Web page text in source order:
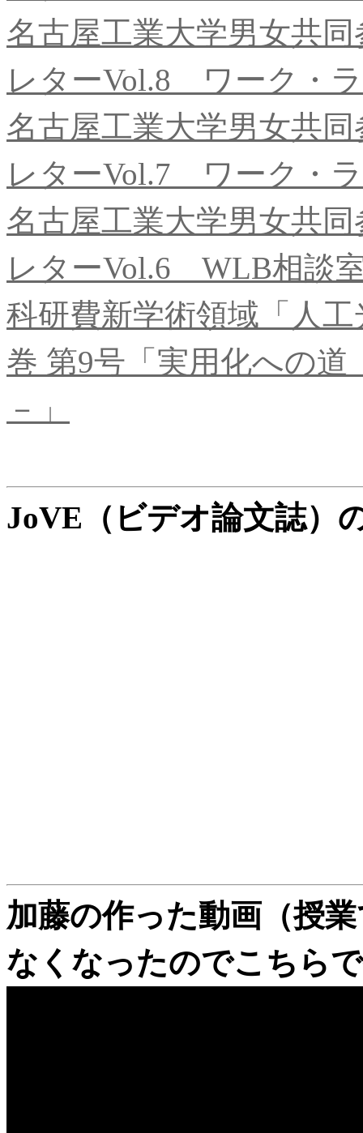
名古屋工業大学男女共
レターVol.8 ワーク・
名古屋工業大学男女共
レターVol.7 ワーク・
名古屋工業大学男女共
レターVol.6 WLB相談
科研費新学術領域「人
巻 第9号「実用化への
－」
JoVE（ビデオ論文誌）
加藤の作った動画（授
なくなったのでこちら